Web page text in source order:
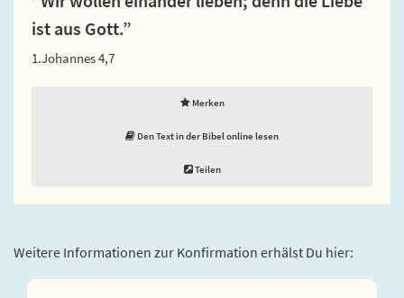
ist aus Gott.”
1.Johannes 4,7
Merken
Den Text in der Bibel online lesen
Teilen
Weitere Informationen zur Konfirmation erhälst Du hier: